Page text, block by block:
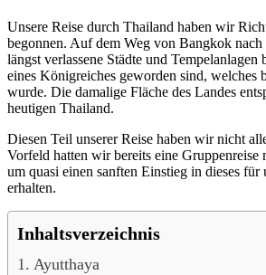
Unsere Reise durch Thailand haben wir
begonnen. Auf dem Weg von Bangkok
längst verlassene Städte und Tempelanlagen
eines Königreiches geworden sind, welches
wurde. Die damalige Fläche des Landes
heutigen Thailand.
Diesen Teil unserer Reise haben wir nicht
Vorfeld hatten wir bereits eine Gruppenreise
um quasi einen sanften Einstieg in dieses für
erhalten.
Inhaltsverzeichnis
Ayutthaya